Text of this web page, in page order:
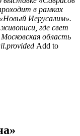
в рамках
Иерусалим».
где свет
Московская область
Add to